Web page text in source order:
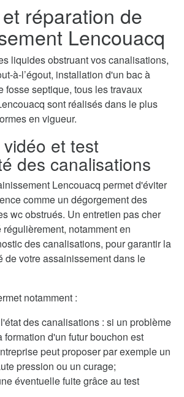
réparation de
Lencouacq
liquides obstruant vos canalisations,
à-l’égout, installation d'un bac à
fosse septique, tous les travaux
sont réalisés dans le plus
en vigueur.
et test
des canalisations
Lencouacq permet d'éviter
comme un dégorgement des
wc obstrués. Un entretien pas cher
notamment en
des canalisations, pour garantir la
de votre assainissement dans le
notamment :
des canalisations : si un problème
formation d'un futur bouchon est
peut proposer par exemple un
pression ou un curage;
éventuelle fuite grâce au test